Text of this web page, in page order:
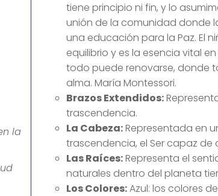
la
tiene principio ni fin, y lo
unión de la comunidad donde
una educación para la Paz. El
equilibrio y es la esencia vital
todo puede renovarse, donde
alma. María Montessori.
Brazos Extendidos:
trascendencia.
La Cabeza:Representada en
trascendencia, el Ser capaz de
Las Raíces:Representa el
naturales dentro del planeta
Los Colores:Azul: los colores